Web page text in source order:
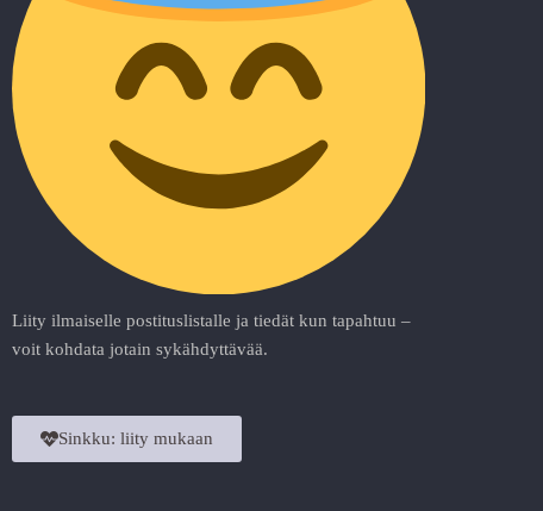
Liity ilmaiselle postituslistalle ja tiedät kun tapahtuu –
voit kohdata jotain sykähdyttävää.
Sinkku: liity mukaan